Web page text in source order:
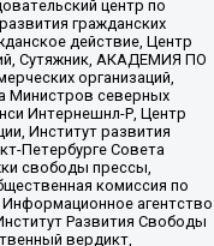
центр по
гражданских
действие, Центр
Сутяжник, АКАДЕМИЯ ПО
организаций,
Министров северных
Интернешнл-Р, Центр
Институт развития
Петербурге Совета
свободы прессы,
комиссия по
агентство
Развития Свободы
вердикт,